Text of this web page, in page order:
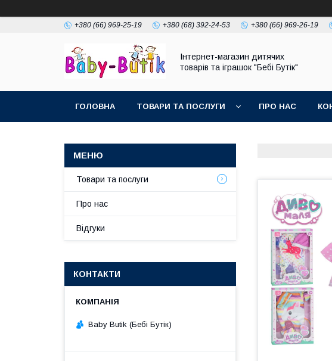
+380 (66) 969-25-19 +380 (68) 392-24-53 +380 (66) 969-26-19
Інтернет-магазин дитячих
товарів та іграшок "Бебі Бутік"
ГОЛОВНА ТОВАРИ ТА ПОСЛУГИ ПРО НАС
Товари та послуги
Про нас
Відгуки
КОНТАКТИ
Baby Butik (Бебі Бутік)